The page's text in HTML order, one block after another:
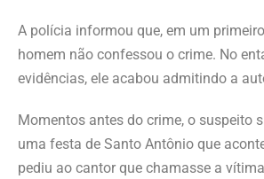
A polícia informou que, em um
homem não confessou o crime. No
evidências, ele acabou admitindo a
Momentos antes do crime, o suspeito
uma festa de Santo Antônio que
pediu ao cantor que chamasse a